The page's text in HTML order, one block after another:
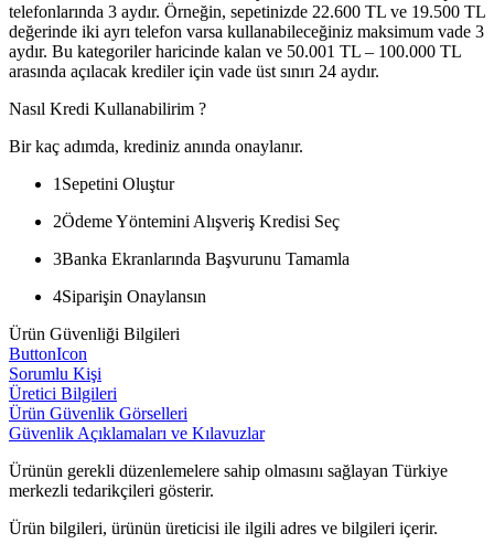
telefonlarında 3 aydır. Örneğin, sepetinizde 22.600 TL ve 19.500 TL
değerinde iki ayrı telefon varsa kullanabileceğiniz maksimum vade 3
aydır. Bu kategoriler haricinde kalan ve 50.001 TL – 100.000 TL
arasında açılacak krediler için vade üst sınırı 24 aydır.
Nasıl Kredi Kullanabilirim ?
Bir kaç adımda, krediniz anında onaylanır.
1 Sepetini Oluştur
2Ödeme Yöntemini Alışveriş Kredisi Seç
3Banka Ekranlarında Başvurunu Tamamla
4Siparişin Onaylansın
Ürün Güvenliği Bilgileri
ButtonIcon
Sorumlu Kişi
Üretici Bilgileri
Ürün Güvenlik Görselleri
Güvenlik Açıklamaları ve Kılavuzlar
Ürünün gerekli düzenlemelere sahip olmasını sağlayan Türkiye
merkezli tedarikçileri gösterir.
Ürün bilgileri, ürünün üreticisi ile ilgili adres ve bilgileri içerir.